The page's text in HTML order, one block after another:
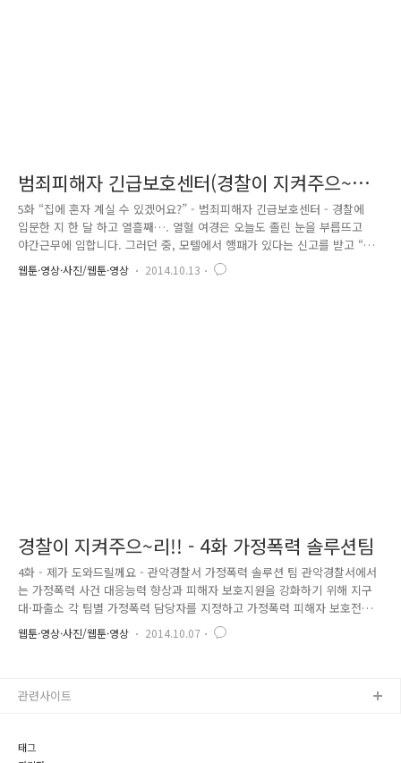
범죄피해자 긴급보호센터(경찰이 지켜주으~리!
-5화-)
5화 “집에 혼자 계실 수 있겠어요?” - 범죄피해자 긴급보호센터 - 경찰에
입문한 지 한 달 하고 열흘째…. 열혈 여경은 오늘도 졸린 눈을 부릅뜨고
야간근무에 임합니다. 그러던 중, 모텔에서 행패가 있다는 신고를 받고 “모
텔에서 행패? 내 오늘 강원도의 밥심을 제대로 보여줘야겠다!”라고 마음을
단단히 먹고 출동하였습니다. 사건 현장에 도착해 신고내용을 확인해보니
웹툰·영상·사진/웹툰·영상 2014.10.13
경찰이 지켜주으~리!! - 4화 가정폭력 솔루션팀
4화 - 제가 도와드릴께요 - 관악경찰서 가정폭력 솔루션 팀 관악경찰서에서
는 가정폭력 사건 대응능력 향상과 피해자 보호지원을 강화하기 위해 지구
대·파출소 각 팀별 가정폭력 담당자를 지정하고 가정폭력 피해자 보호전문
기관인 정신보건센터, 건강가정지원센터, 양지병원, 강남고려병원, 생일체
질한의원과 함께 가정폭력 솔루션 팀을 만들었습니다. 가정폭력 솔루션 팀
말합니다. 도움이 필요하시면 언제든 연락주세요! "저희가 도와드릴께요!"
웹툰·영상·사진/웹툰·영상 2014.10.07
태그
관련사이트